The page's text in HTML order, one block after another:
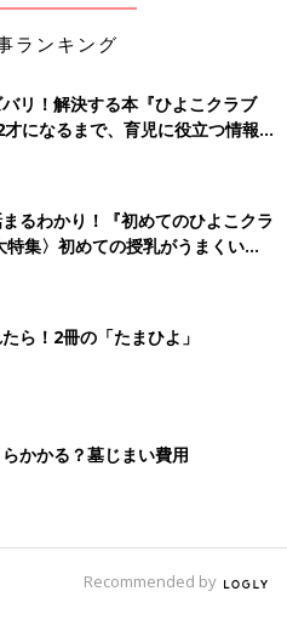
ランキング
リ！解決する本『ひよこクラブ
になるまで、育児に役立つ情報が
るわかり！『初めてのひよこクラ
特集〉初めての授乳がうまくい
クの基本と夏のトラブル 解決テ
ら！2冊の「たまひよ」
かかる？墓じまい費用
Recommended by